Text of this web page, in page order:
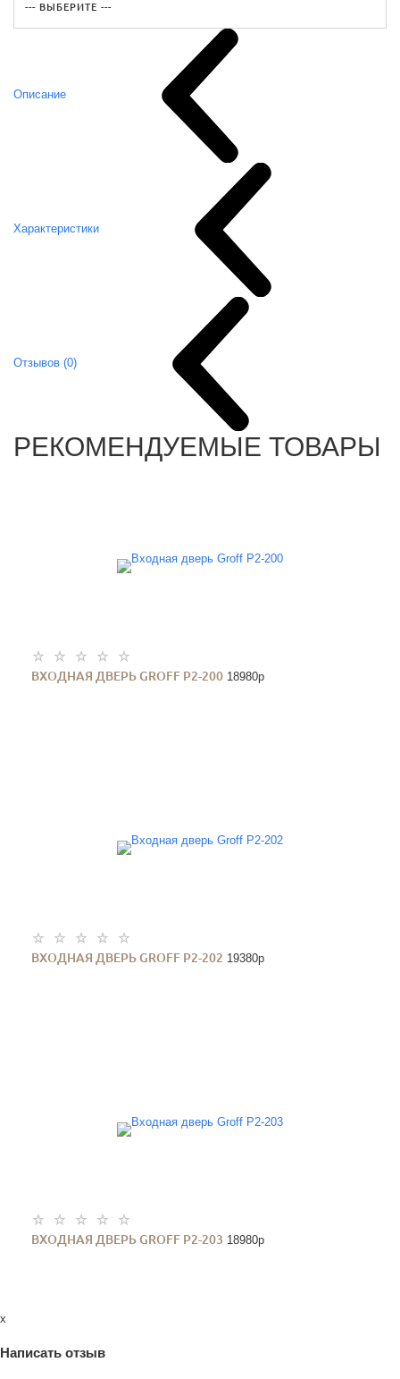
Описание
Характеристики
Отзывов (0)
РЕКОМЕНДУЕМЫЕ ТОВАРЫ
ВХОДНАЯ ДВЕРЬ GROFF P2-200 18980p
ВХОДНАЯ ДВЕРЬ GROFF P2-202 19380p
ВХОДНАЯ ДВЕРЬ GROFF P2-203 18980p
x
Написать отзыв